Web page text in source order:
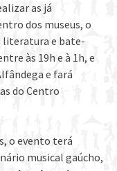
as já
dos museus, o
literatura e bate-
às 19h e à 1h, e
e fará
do Centro
o evento terá
musical gaúcho,